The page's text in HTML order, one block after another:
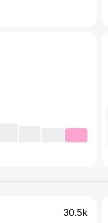
30.5k